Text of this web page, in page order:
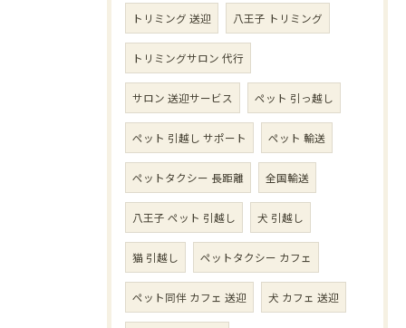
トリミング 送迎 八王子 トリミング
トリミングサロン 代行
サロン 送迎サービス ペット 引っ越し
ペット 引越し サポート ペット 輸送
ペットタクシー 長距離 全国輸送
八王子 ペット 引越し 犬 引越し
猫 引越し ペットタクシー カフェ
ペット同伴 カフェ 送迎 犬 カフェ 送迎